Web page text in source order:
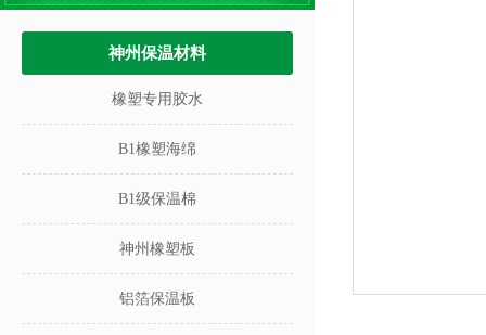
神州保温材料
橡塑专用胶水
B1橡塑海绵
B1级保温棉
神州橡塑板
铝箔保温板